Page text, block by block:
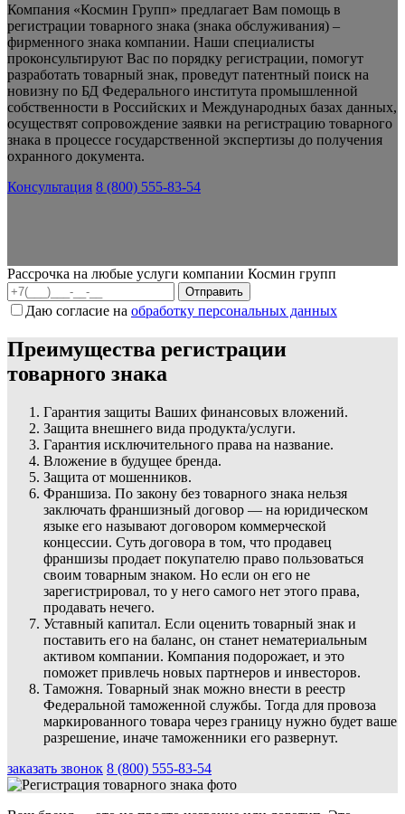
Компания «Космин Групп» предлагает Вам помощь в
регистрации товарного знака (знака обслуживания) –
фирменного знака компании. Наши специалисты
проконсультируют Вас по порядку регистрации, помогут
разработать товарный знак, проведут патентный поиск на
новизну по БД Федерального института промышленной
собственности в Российских и Международных базах данных,
осуществят сопровождение заявки на регистрацию товарного
знака в процессе государственной экспертизы до получения
охранного документа.
Консультация 8 (800) 555-83-54
Рассрочка на любые услуги компании Космин групп
Даю согласие на обработку персональных данных
Преимущества регистрации
товарного знака
Гарантия защиты Ваших финансовых вложений.
Защита внешнего вида продукта/услуги.
Гарантия исключительного права на название.
Вложение в будущее бренда.
Защита от мошенников.
Франшиза. По закону без товарного знака нельзя
заключать франшизный договор — на юридическом
языке его называют договором коммерческой
концессии. Суть договора в том, что продавец
франшизы продает покупателю право пользоваться
своим товарным знаком. Но если он его не
зарегистрировал, то у него самого нет этого права,
продавать нечего.
Уставный капитал. Если оценить товарный знак и
поставить его на баланс, он станет нематериальным
активом компании. Компания подорожает, и это
поможет привлечь новых партнеров и инвесторов.
Таможня. Товарный знак можно внести в реестр
Федеральной таможенной службы. Тогда для провоза
маркированного товара через границу нужно будет ваше
разрешение, иначе таможенники его развернут.
заказать звонок 8 (800) 555-83-54